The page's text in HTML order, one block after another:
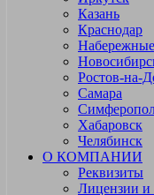
Казань
Краснодар
Ростов-на-
Самара
Хабаровск
Челябинск
О КОМПАНИИ
Реквизиты
Лицензии и